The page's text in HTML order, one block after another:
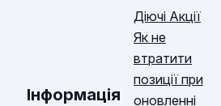
Інформація
Діючі Акції
Як не
втратити
позиції при
оновленні